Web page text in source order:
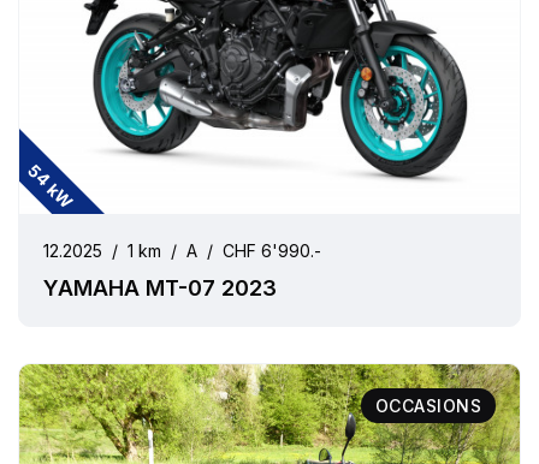
54 kW
12.2025 / 1 km / A / CHF 6'990.-
YAMAHA MT-07 2023
OCCASIONS